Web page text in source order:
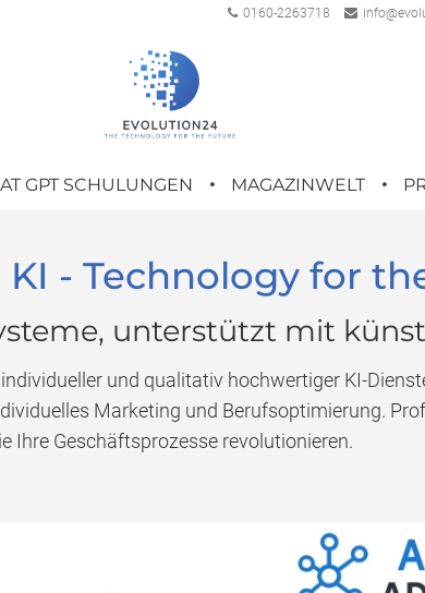
0160-2263718
GPT SCHULUNGEN MAGAZINWELT
KI - Technology for
unterstützt mit
und qualitativ hochwertiger KI-
Marketing und Berufsoptimierung.
Ihre Geschäftsprozesse revolutionieren.